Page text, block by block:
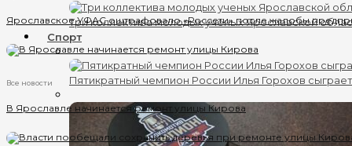
Три коллектива молодых ученых Ярославской
Спорт
Пятикратный чемпион России Илья Горохов
Ярославское УФАС оштрафовало «Россети» после жалобы
Все новости
В Ярославле начинается ремонт улицы Кирова